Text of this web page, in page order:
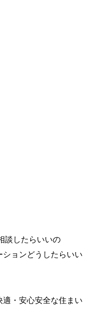
談したらいいの
ョンどうしたらいい
・安心安全な住まい